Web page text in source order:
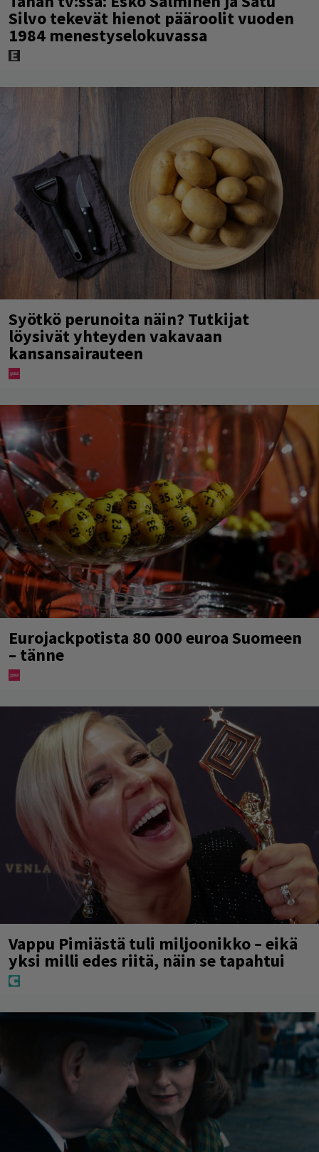
Silvo tekevät hienot pääroolit vuoden
1984 menestyselokuvassa
Syötkö perunoita näin? Tutkijat
löysivät yhteyden vakavaan
kansansairauteen
Eurojackpotista 80 000 euroa Suomeen
– tänne
Vappu Pimiästä tuli miljoonikko – eikä
yksi milli edes riitä, näin se tapahtui